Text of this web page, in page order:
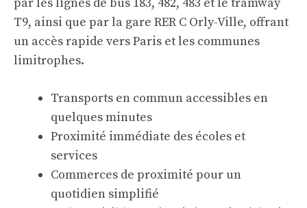
T9, ainsi que par la gare RER C Orly-Ville, offrant
un accès rapide vers Paris et les communes
limitrophes.
Transports en commun accessibles en
quelques minutes
Proximité immédiate des écoles et
services
Commerces de proximité pour un
quotidien simplifié